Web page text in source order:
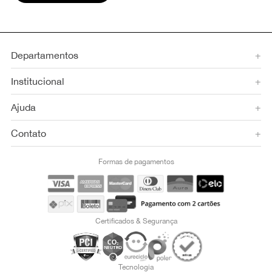
Departamentos +
Institucional +
Ajuda +
Contato +
Formas de pagamentos
Certificados & Segurança
Tecnologia